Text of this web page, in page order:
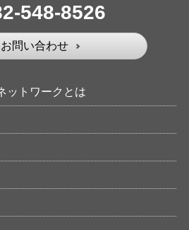
548-8526
お問い合わせ
ットワークとは